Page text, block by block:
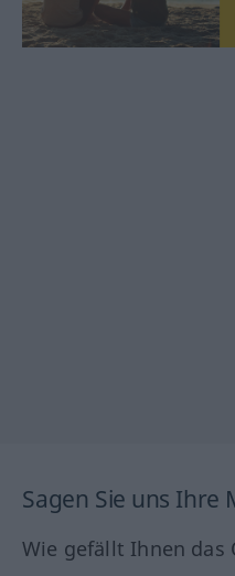
Sagen Sie uns Ihre
Wie gefällt Ihnen das